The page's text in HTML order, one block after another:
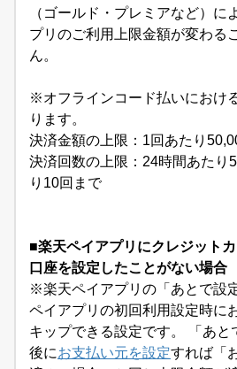
（ゴールド・プレミアなど）に
プリのご利用上限金額が変わる
ん。
※オフラインコード払いにおけ
ります。
決済金額の上限：1回あたり
決済回数の上限：24時間あたり
り10回まで
■楽天ペイアプリにクレジット
口座を設定したことがない場合
※楽天ペイアプリの「あとで設
ペイアプリの初回利用設定時に
キップできる設定です。 「あと
後にお支払い元を設定すれば「